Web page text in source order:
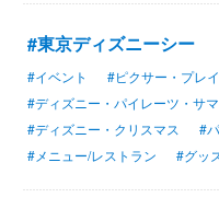
#東京ディズニーシー
#イベント #ピクサー・プレ
#ディズニー・パイレーツ・サ
#ディズニー・クリスマス
#
#メニュー/レストラン
#グッ